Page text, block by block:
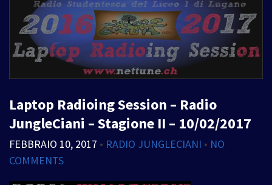
Laptop Radioing Session – Radio
JungleCiani – Stagione II – 10/02/2017
FEBBRAIO 10, 2017 • RADIO JUNGLECIANI • NO
COMMENTS